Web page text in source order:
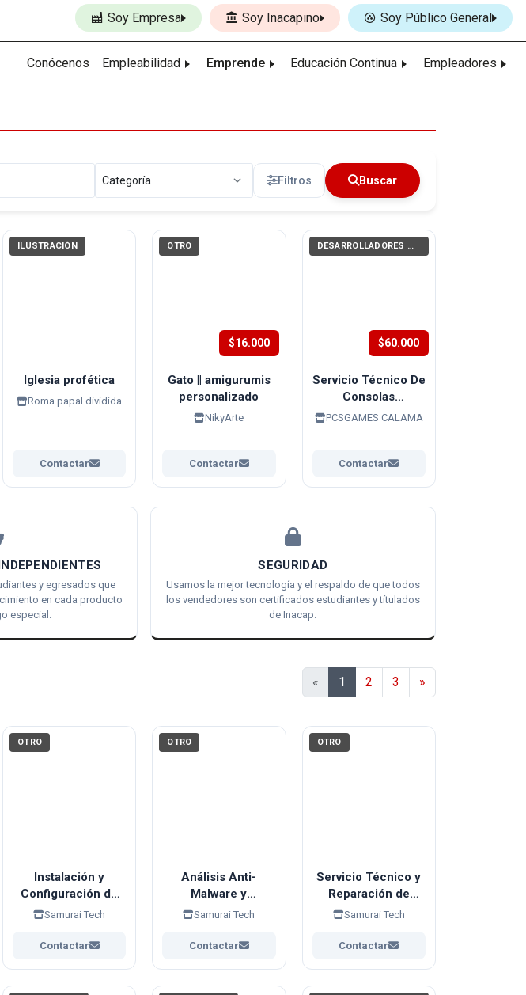
Soy Empresa Soy Inacapino Soy Público General
Conócenos Empleabilidad Emprende Educación Continua Empleadores
Filtros Buscar
ILUSTRACIÓN
Iglesia profética
Roma papal dividida
Contactar
OTRO
$16.000
Gato || amigurumis
personalizado
NikyArte
Contactar
DESARROLLADORES WEB, APPS (PROGRAMACIÓN)
$60.000
Servicio Técnico De
Consolas
Videojuegos
PCSGAMES CALAMA
Contactar
y egresados que
en cada producto
especial.
SEGURIDAD
Usamos la mejor tecnología y el respaldo de que todos
los vendedores son certificados estudiantes y títulados
de Inacap.
« 1 2 3 »
OTRO
Instalación y
Configuración de
Cámaras de
IP)
Samurai Tech
Contactar
OTRO
Análisis Anti-
Malware y
Ciberseguridad
Tech)
Samurai Tech
Contactar
OTRO
Servicio Técnico y
Reparación de
Computadores
Samurai Tech
Contactar